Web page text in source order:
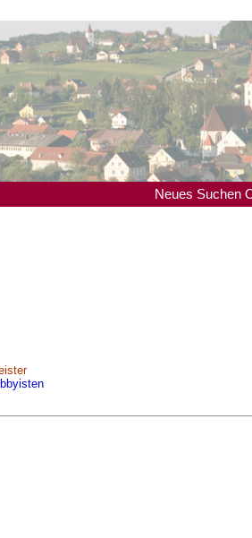
Neues Suchen